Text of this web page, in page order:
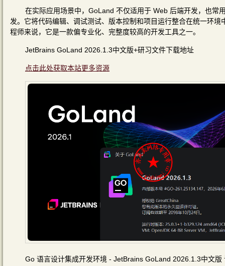
在实际应用场景中，GoLand 不仅适用于 Web 后端开发，也常
发。它将代码编辑、调试测试、版本控制和项目运行整合在统一环
程师来说，它是一款偏专业化、完整度较高的开发工具之一。
JetBrains GoLand 2026.1.3中文版+研习文件下载地址
点击此处获取本站更多资源
Go 语言设计集成开发环境 - JetBrains GoLand 2026.1.3中文版